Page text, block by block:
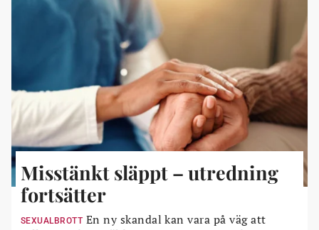
Misstänkt släppt – utredning
fortsätter
SEXUALBROTT En ny skandal kan vara på väg att